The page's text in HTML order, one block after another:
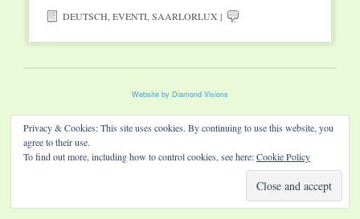
DEUTSCH,EVENTI,SAARLORLUX |
Website by Diamond Visions
Privacy & Cookies: This site uses cookies. By continuing to use this website, you
agree to their use.
To find out more, including how to control cookies, see here:Cookie Policy